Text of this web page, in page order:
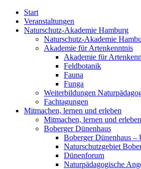
Start
Veranstaltungen
Naturschutz-Akademie Hamburg
Naturschutz-Akademie
Akademie für Artenkenntnis
Akademie für
Feldbotanik
Fauna
Funga
Weiterbildungen
Fachtagungen
Mitmachen, lernen und erleben
Mitmachen, lernen und
Boberger Dünenhaus
Boberger Dünenhaus –
Naturschutzgebiet
Dünenforum
Naturpädagogische